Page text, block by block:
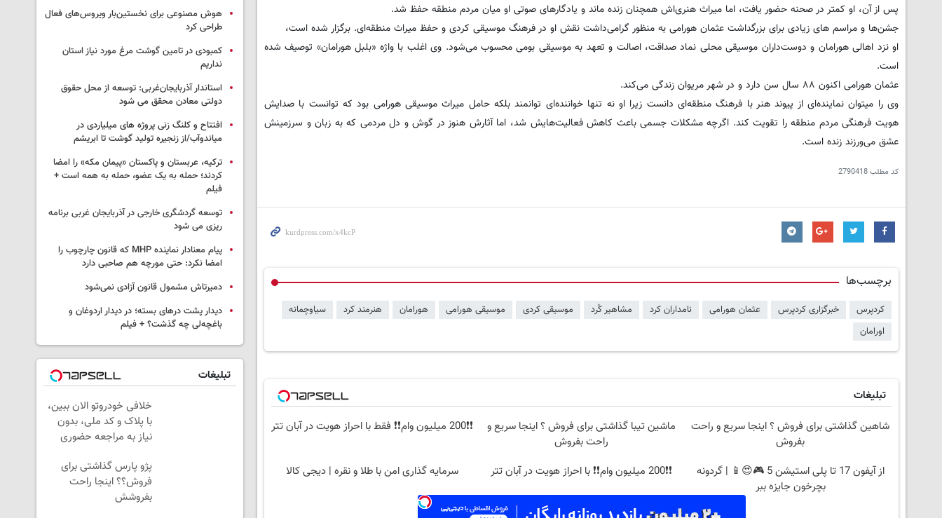
پس از آن، او کمتر در صحنه حضور یافت، اما میراث هنری‌اش همچنان زنده ماند و یادگارهای صوتی او میان مردم منطقه حفظ شد.
جشن‌ها و مراسم های زیادی برای بزرگداشت عثمان هورامی به منظور گرامی‌داشت نقش او در فرهنگ موسیقی کردی و حفظ میراث منطقه‌ای. برگزار شده است،
او نزد اهالی هورامان و دوست‌داران موسیقی محلی نماد صداقت، اصالت و تعهد به موسیقی بومی محسوب می‌شود. وی اغلب با واژه «بلبل هورامان» توصیف شده
است.
عثمان هورامی اکنون ۸۸ سال سن دارد و در شهر مریوان زندگی می‌کند.
وی را میتوان نماینده‌ای از پیوند هنر با فرهنگ منطقه‌ای دانست زیرا او نه تنها خواننده‌ای توانمند بلکه حامل میراث موسیقی هورامی بود که توانست با صدایش
هویت فرهنگی مردم منطقه را تقویت کند. اگرچه مشکلات جسمی باعث کاهش فعالیت‌هایش شد، اما آثارش هنوز در گوش و دل مردمی که به زبان و سرزمینش
عشق می‌ورزند زنده است.
کد مطلب2790418
برچسب‌ها
کردپرس خبرگزاری کردپرس عثمان هورامی نامداران کرد مشاهیر کُرد موسیقی کردی موسیقی هورامی هورامان هنرمند کرد
سیاوچمانه
اورامان
تبلیغات
شاهین گذاشتی برای فروش ؟ اینجا سریع و راحت
بفروش
ماشین تیبا گذاشتی برای فروش ؟ اینجا سریع و
راحت بفروش
❗❗200 میلیون وام❗❗ فقط با احراز هویت در آبان تتر
از آیفون 17 تا پلی استیشن 5 🎮😍📱 | گردونه
بچرخون جایزه ببر
❗❗200 میلیون وام❗❗ با احراز هویت در آبان تتر سرمایه گذاری امن با طلا و نقره | دیجی کالا
هوش مصنوعی برای نخستین‌بار ویروس‌های فعال
طراحی کرد
کمبودی در تامین گوشت مرغ مورد نیاز استان
نداریم
استاندار آذربایجان‌غربی: توسعه از محل حقوق
دولتی معادن محقق می شود
افتتاح و کلنگ زنی پروژه های میلیاردی در
میاندوآب/از زنجیره تولید گوشت تا ابریشم
ترکیه، عربستان و پاکستان «پیمان مکه» را امضا
کردند؛ حمله به یک عضو، حمله به همه است +
فیلم
توسعه گردشگری خارجی در آذربایجان غربی برنامه
ریزی می شود
پیام معنادار نماینده MHP که قانون چارچوب را
امضا نکرد: حتی مورچه هم صاحبی دارد
دمیرتاش مشمول قانون آزادی نمی‌شود
دیدار پشت درهای بسته؛ در دیدار اردوغان و
باغچه‌لی چه گذشت؟ + فیلم
تبلیغات
خلافی خودروتو الان ببین،
با پلاک و کد ملی، بدون
نیاز به مراجعه حضوری
پژو پارس گذاشتی برای
فروش؟؟ اینجا راحت
بفروشش